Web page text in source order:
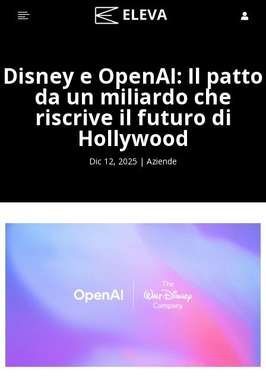
 
Disney e OpenAI: Il patto
da un miliardo che
riscrive il futuro di
Hollywood
Dic 12, 2025 | Aziende